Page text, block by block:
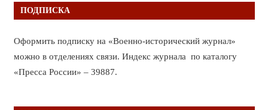
ПОДПИСКА
Оформить подписку на «Военно-исторический журнал»
можно в отделениях связи. Индекс журнала по каталогу
«Пресса России» – 39887.